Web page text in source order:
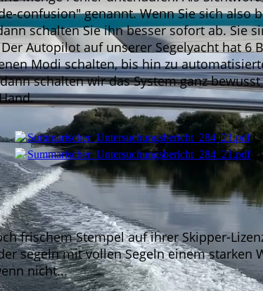
confusion" genannt. Wenn Sie sich also
schalten Sie ihn besser sofort ab. Sie
Autopilot auf unserer Segelyacht hat 6
Modi schalten, bis hin zu
schalten wir das System ganz
Summarischer_Untersuchungsbericht_284_21.pdf
Summarischer_Untersuchungsbericht_284_21.pdf
frischem Stempel auf ihrer Skipper-
segeln mit vollen Segeln einem starken
nicht...